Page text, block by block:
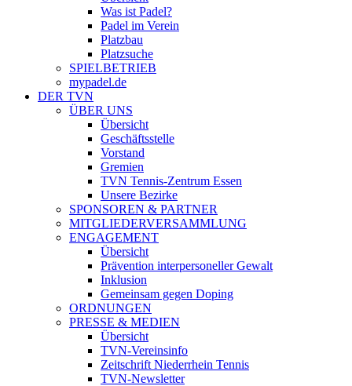
Was ist Padel?
Padel im Verein
Platzbau
Platzsuche
SPIELBETRIEB
mypadel.de
DER TVN
ÜBER UNS
Übersicht
Geschäftsstelle
Vorstand
Gremien
TVN Tennis-Zentrum Essen
Unsere Bezirke
SPONSOREN & PARTNER
MITGLIEDERVERSAMMLUNG
ENGAGEMENT
Übersicht
Prävention interpersoneller Gewalt
Inklusion
Gemeinsam gegen Doping
ORDNUNGEN
PRESSE & MEDIEN
Übersicht
TVN-Vereinsinfo
Zeitschrift Niederrhein Tennis
TVN-Newsletter